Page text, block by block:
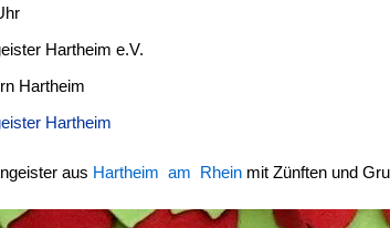
Hartheim e.V.
Hartheim
Hartheim
aus Hartheim am Rhein mit Zünften und